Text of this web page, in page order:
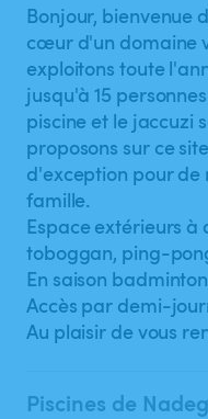
Bonjour, bienvenue
cœur d'un domaine
exploitons toute
jusqu'à 15
piscine et le jaccuzi
proposons sur ce
d'exception pour de
famille.
Espace extérieurs à
toboggan, ping-
En saison
Accès par demi-
Au plaisir de vous
Piscines de